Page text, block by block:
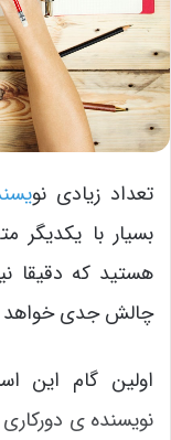
تعداد زیادی نو
بسیار با یکدیگر
هستید که دقیقا
چالش جدی خواهد
اولین گام این
نویسنده ی